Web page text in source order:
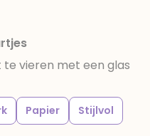
te vieren met een glas
Papier Stijlvol